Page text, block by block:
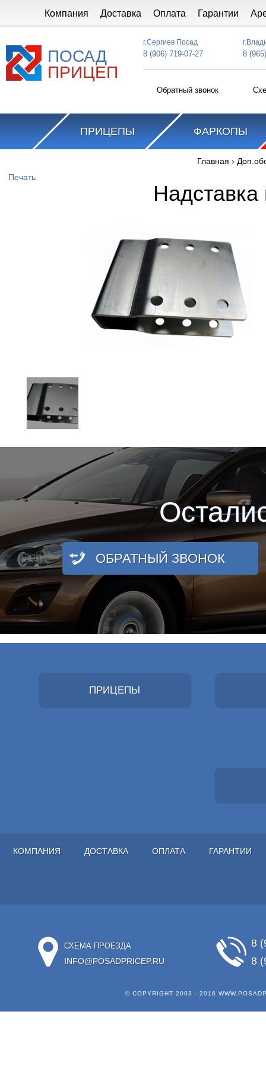
Компания Доставка Оплата Гарантии
ПОСАД
ПРИЦЕП
г.Сергиев Посад
8 (906) 719-07-27 8
Обратный звонок
ПРИЦЕПЫ ФАРКОПЫ
Главная ›
Печать
ОБРАТНЫЙ ЗВОНОК
ПРИЦЕПЫ
КОМПАНИЯ ДОСТАВКА ОПЛАТА ГАРАНТИИ
СХЕМА ПРОЕЗДА
INFO@POSADPRICEP.RU
8
8
© COPYRIGHT 2003 - 2016